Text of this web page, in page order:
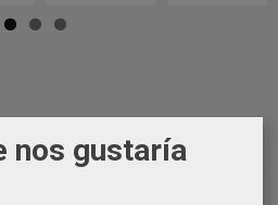
nos gustaría